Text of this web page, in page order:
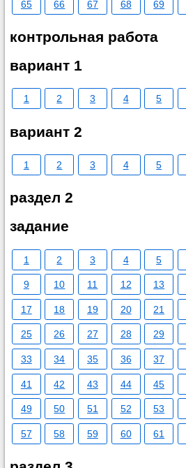
65 66 67 68 69
контрольная работа
вариант 1
1 2 3 4 5
вариант 2
1 2 3 4 5
раздел 2
задание
1 2 3 4 5
9 10 11 12 13
17 18 19 20 21
25 26 27 28 29
33 34 35 36 37
41 42 43 44 45
49 50 51 52 53
57 58 59 60 61